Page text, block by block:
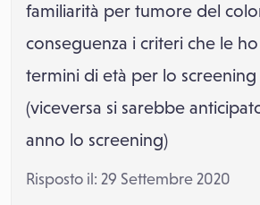
familiarità per tumore del
conseguenza i criteri che le
termini di età per lo
(viceversa si sarebbe
anno lo screening)
Risposto il: 29 Settembre 2020